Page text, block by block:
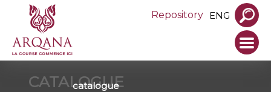
Repository ENG
CATALOGUE
catalogue